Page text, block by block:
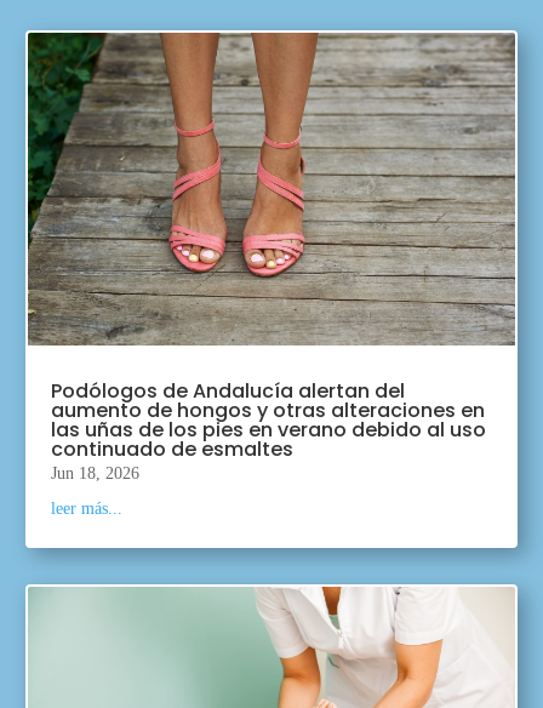
Podólogos de Andalucía alertan del
aumento de hongos y otras alteraciones en
las uñas de los pies en verano debido al uso
continuado de esmaltes
Jun 18, 2026
leer más...